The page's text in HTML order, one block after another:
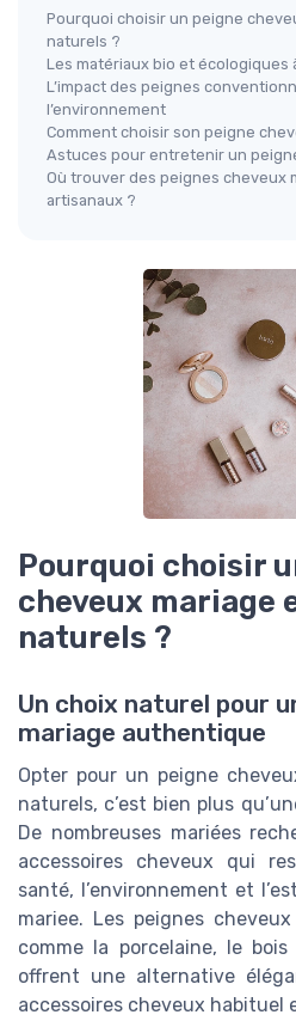
Pourquoi choisir un peigne
naturels ?
Les matériaux bio et écologiques
L’impact des peignes
l’environnement
Comment choisir son peigne
Astuces pour entretenir un
Où trouver des peignes cheveux
artisanaux ?
Pourquoi choisir
cheveux mariage
naturels ?
Un choix naturel pour
mariage authentique
Opter pour un peigne
naturels, c’est bien plus
De nombreuses mariées
accessoires cheveux qui
santé, l’environnement et
mariee. Les peignes
comme la porcelaine, le
offrent une alternative
accessoires cheveux habituel